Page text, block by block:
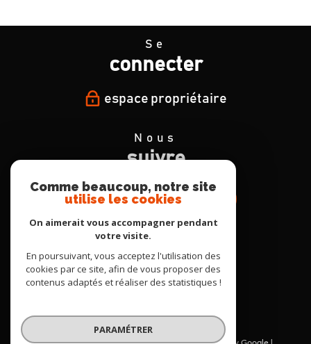
Se
connecter
espace propriétaire
Nous
suivre
adhérons
Comme beaucoup, notre site
utilise les cookies
On aimerait vous accompagner pendant
votre visite.
En poursuivant, vous acceptez l'utilisation des
cookies par ce site, afin de vous proposer des
contenus adaptés et réaliser des statistiques !
PARAMÉTRER